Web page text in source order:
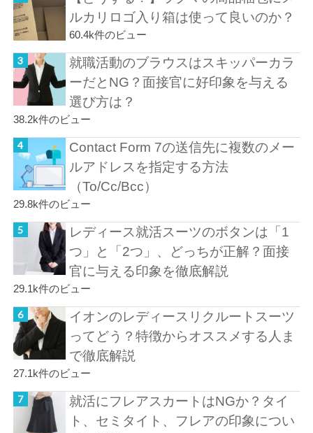
ルカリロゴ入り箱は使って良いのか？
60.4k件のビュー
就職活動のブラウスはスキッパーカラ
ーだとNG？面接官に好印象を与える
選び方は？
38.2k件のビュー
Contact Form 7の送信先に複数のメー
ルアドレスを指定する方法
（To/Cc/Bcc）
29.8k件のビュー
レディース就活スーツのボタンは「1
つ」と「2つ」、どっちが正解？面接
官に与える印象を徹底解説
29.1k件のビュー
イオンのレディースリクルートスーツ
ってどう？特徴からオススメする人ま
で徹底解説
27.1k件のビュー
就活にフレアスカートはNGか？タイ
ト、セミタイト、フレアの印象につい